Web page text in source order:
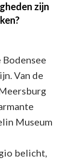
zijn
Van de
Museum
belicht,